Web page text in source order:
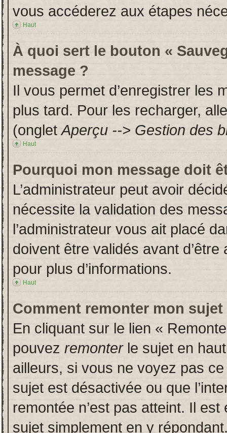
vous accéderez aux étapes
Haut
À quoi sert le bouton «
message ?
Il vous permet d’enregistrer les
plus tard. Pour les recharger,
(ongletAperçu --> Gestion des
Haut
Pourquoi mon message doit
L’administrateur peut avoir
nécessite la validation des
l’administrateur vous ait placé
doivent être validés avant
pour plus d’informations.
Haut
Comment remonter mon sujet
En cliquant sur le lien «
pouvez remonterle sujet en
ailleurs, si vous ne voyez pas
sujet est désactivée ou que
remontée n’est pas atteint. Il
sujet simplement en y